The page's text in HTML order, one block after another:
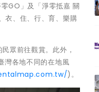
GO」及「淨零抵嘉 關
衣、住、行、育、樂購
眾前往觀賞。此外，
灣各地不同的在地風
)。